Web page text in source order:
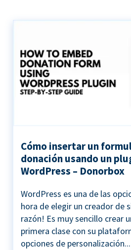
Cómo insertar un
donación usando un
WordPress – Donorbox
WordPress es una de las
hora de elegir un creador de
razón! Es muy sencillo crear
primera clase con su
opciones de personalización...